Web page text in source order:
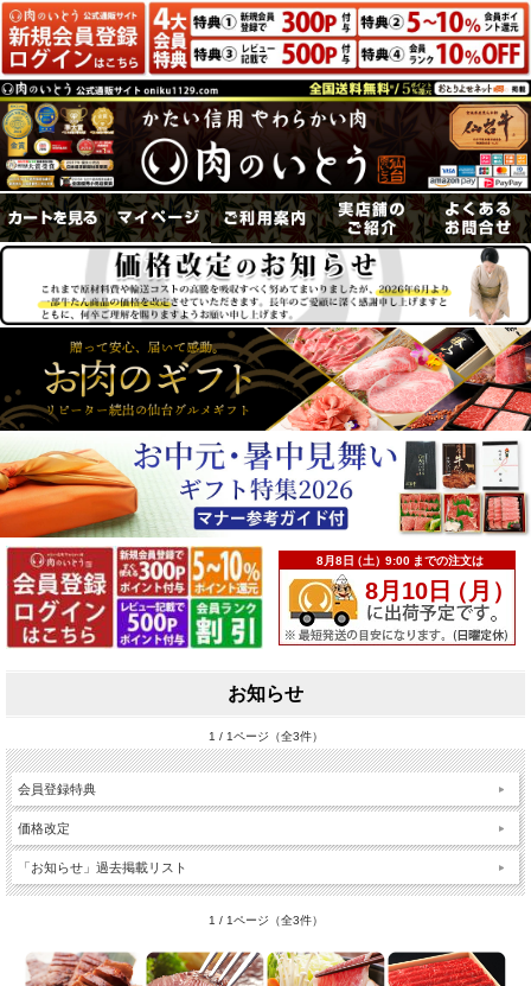
お知らせ
1 / 1ページ（全3件）
会員登録特典
価格改定
「お知らせ」過去掲載リスト
1 / 1ページ（全3件）